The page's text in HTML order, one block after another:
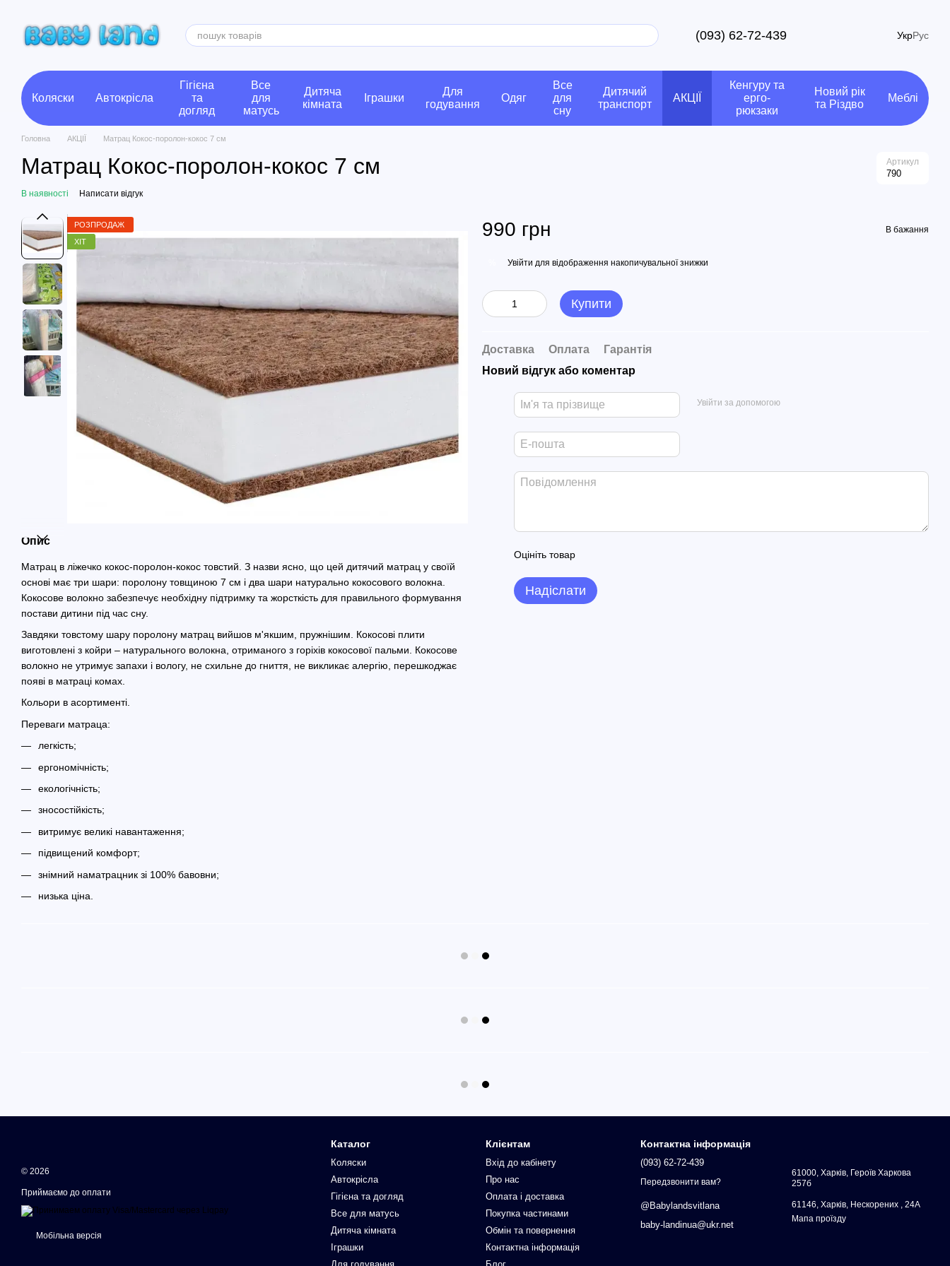
(093) 62-72-439 УкрРус
Коляски Автокрісла
Гігієна
та
догляд
Все
для
матусь
Дитяча
кімната
Іграшки
Для
годування
Одяг
Все
для
сну
Дитячий
транспорт
АКЦІЇ
Кенгуру та
ерго-
рюкзаки
Новий рік
та Різдво
Меблі
Головна АКЦІЇ Матрац Кокос-поролон-кокос 7 см
Матрац Кокос-поролон-кокос 7 см Артикул
790
В наявності Написати відгук
РОЗПРОДАЖ
ХІТ
Опис
Матрац в ліжечко кокос-поролон-кокос товстий. З назви ясно, що цей дитячий матрац у своїй
основі має три шари: поролону товщиною 7 см і два шари натурально кокосового волокна.
Кокосове волокно забезпечує необхідну підтримку та жорсткість для правильного формування
постави дитини під час сну.
Завдяки товстому шару поролону матрац вийшов м'якшим, пружнішим. Кокосові плити
виготовлені з койри – натурального волокна, отриманого з горіхів кокосової пальми. Кокосове
волокно не утримує запахи і вологу, не схильне до гниття, не викликає алергію, перешкоджає
появі в матраці комах.
Кольори в асортименті.
Переваги матраца:
легкість;
ергономічність;
екологічність;
зносостійкість;
витримує великі навантаження;
підвищений комфорт;
знімний наматрацник зі 100% бавовни;
низька ціна.
990 грн В бажання
Увійти для відображення накопичувальної знижки
Купити
Доставка Оплата
Гарантія
Новий відгук або коментар
Увійти за допомогою
Оцініть товар
Надіслати
© 2026
Приймаємо до оплати
Мобільна версія
Каталог
Коляски
Автокрісла
Гігієна та догляд
Все для матусь
Дитяча кімната
Іграшки
Клієнтам
Вхід до кабінету
Про нас
Оплата і доставка
Покупка частинами
Обмін та повернення
Контактна інформація
Контактна інформація
(093) 62-72-439
Передзвонити вам?
@Babylandsvitlana
baby-landinua@ukr.net
61000, Харків, Героїв Харкова
257б
61146, Харків, Нескорених , 24А
Мапа проїзду